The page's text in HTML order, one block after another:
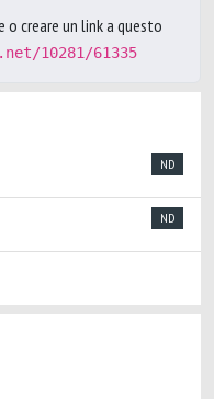
creare un link a questo
10281/61335
ND
ND